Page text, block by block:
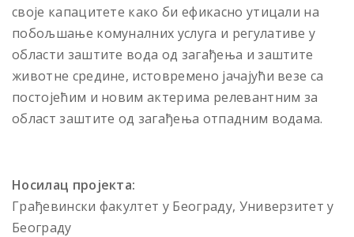
своје капацитете како би ефикасно утицали на
побољшање комуналних услуга и регулативе у
области заштите вода од загађења и заштите
животне средине, истовремено јачајући везе са
постојећим и новим актерима релевантним за
област заштите од загађења отпадним водама.
Носилац пројекта:
Грађевински факултет у Београду, Универзитет у
Београду